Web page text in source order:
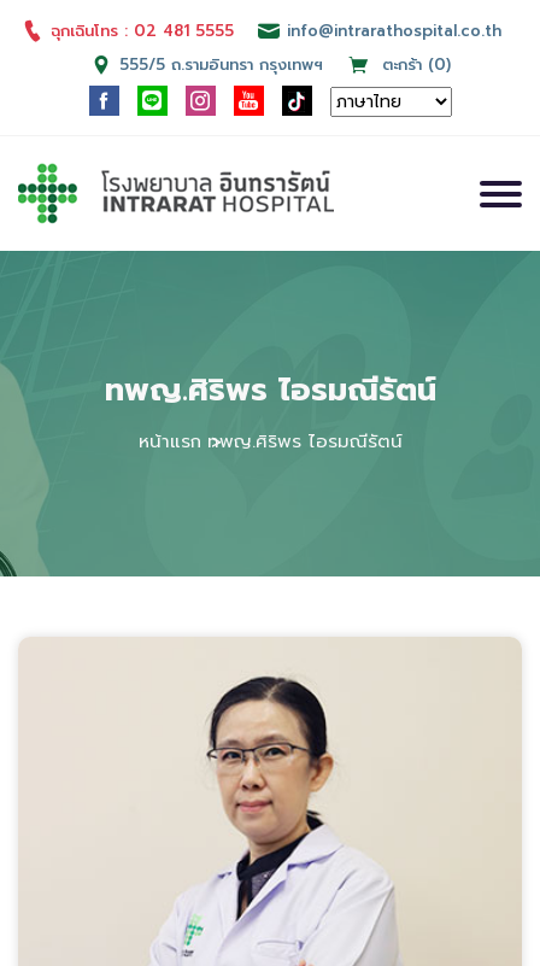
ฉุกเฉินโทร : 02 481 5555
info@intrarathospital.co.th
555/5 ถ.รามอินทรา กรุงเทพฯ
ตะกร้า (0)
ทพญ.ศิริพร ไอรมณีรัตน์
หน้าแรก ทพญ.ศิริพร ไอรมณีรัตน์